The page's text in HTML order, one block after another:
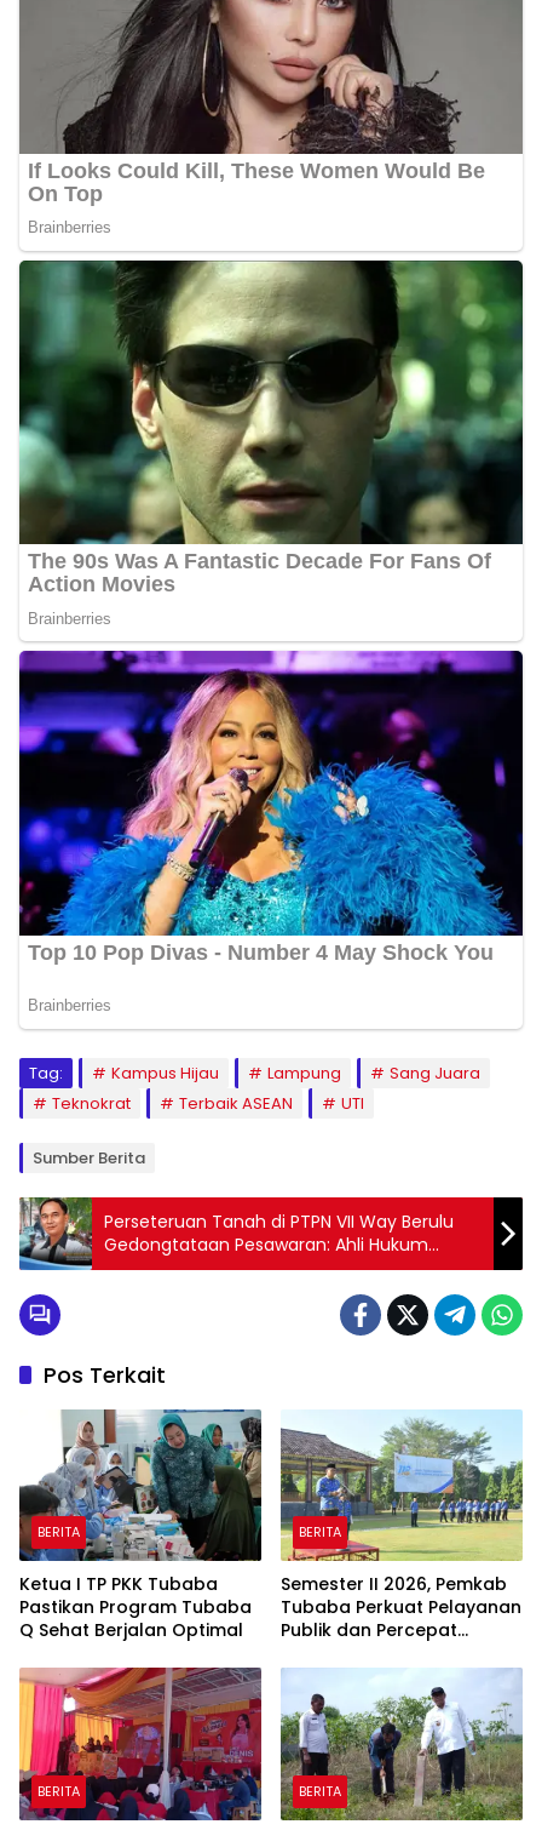
Tag: Kampus Hijau Lampung
Sang Juara
Teknokrat
Terbaik ASEAN UTI
Sumber Berita
Perseteruan Tanah di PTPN VII Way Berulu
Gedongtataan Pesawaran: Ahli Hukum
Menyatakan Harus Dibawa ke Pengadilan
Pos Terkait
BERITA
Ketua I TP PKK Tubaba
Pastikan Program Tubaba
Q Sehat Berjalan Optimal
BERITA
Semester II 2026, Pemkab
Tubaba Perkuat Pelayanan
Publik dan Percepat
BERITA BERITA